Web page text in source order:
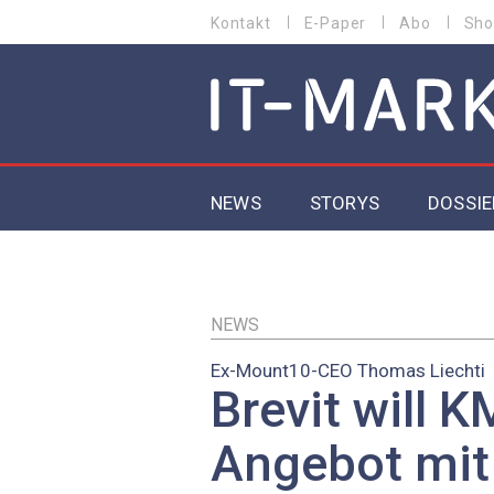
zum
MENU
Kontakt E-Paper Abo
MAIN NAVIGATION
NEWS STORYS
EU-
NEWS
Ex-Mount10-CEO Thomas Liechti
Brevit will
Angebot